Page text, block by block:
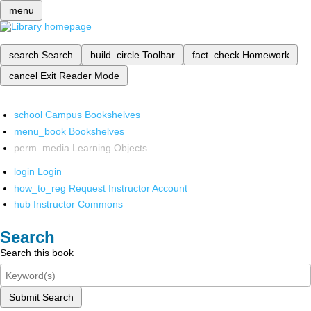
menu
search Search build_circle Toolbar fact_check Homework
cancel Exit Reader Mode
school Campus Bookshelves
menu_book Bookshelves
perm_media Learning Objects
login Login
how_to_reg Request Instructor Account
hub Instructor Commons
Search
Search this book
Submit Search